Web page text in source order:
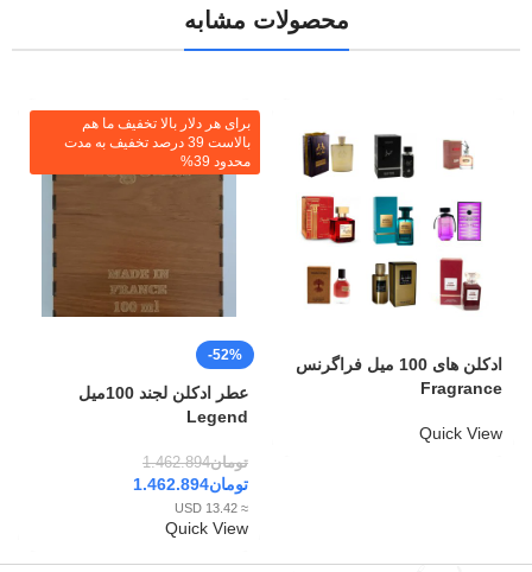
محصولات مشابه
ادکلن های 100 میل فراگرنس
Fragrance
Quick View
برای هر دلار بالا تخفیف ما هم
بالاست 39 درصد تخفیف به مدت
محدود 39%
-52%
عطر ادکلن لجند 100میل
Legend
تومان1.462.894
تومان1.462.894
≈ 13.42 USD
Quick View